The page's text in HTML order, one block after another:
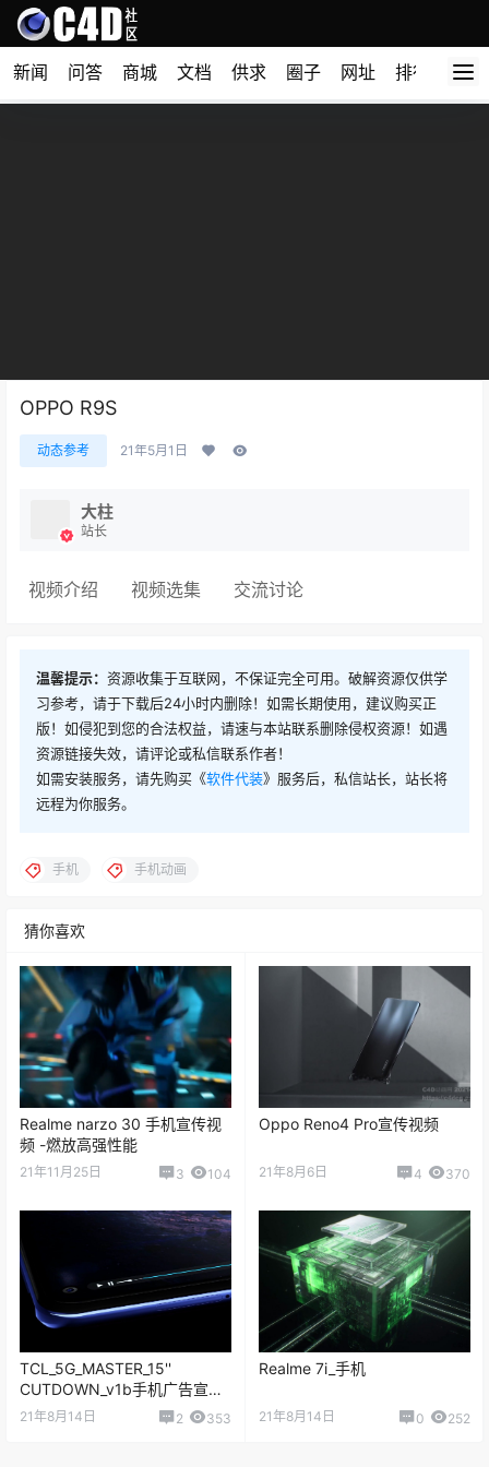
新闻 问答 商城 文档 供求 圈子 网址 排行榜
OPPO R9S
动态参考 21年5月1日
大柱
站长
视频介绍 视频选集 交流讨论
温馨提示： 资源收集于互联网，不保证完全可用。破解资源仅供学
习参考，请于下载后24小时内删除！如需长期使用，建议购买正
版！如侵犯到您的合法权益，请速与本站联系删除侵权资源！如遇
资源链接失效，请评论或私信联系作者！
如需安装服务，请先购买《软件代装》服务后，私信站长，站长将
远程为你服务。
手机 手机动画
猜你喜欢
Realme narzo 30 手机宣传视
频 -燃放高强性能
21年11月25日 3 104
Oppo Reno4 Pro宣传视频
21年8月6日 4 370
TCL_5G_MASTER_15''
CUTDOWN_v1b手机广告宣传
视频动画
21年8月14日 2 353
Realme 7i_手机
21年8月14日 0 252